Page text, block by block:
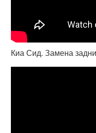
Киа Сид. Замена